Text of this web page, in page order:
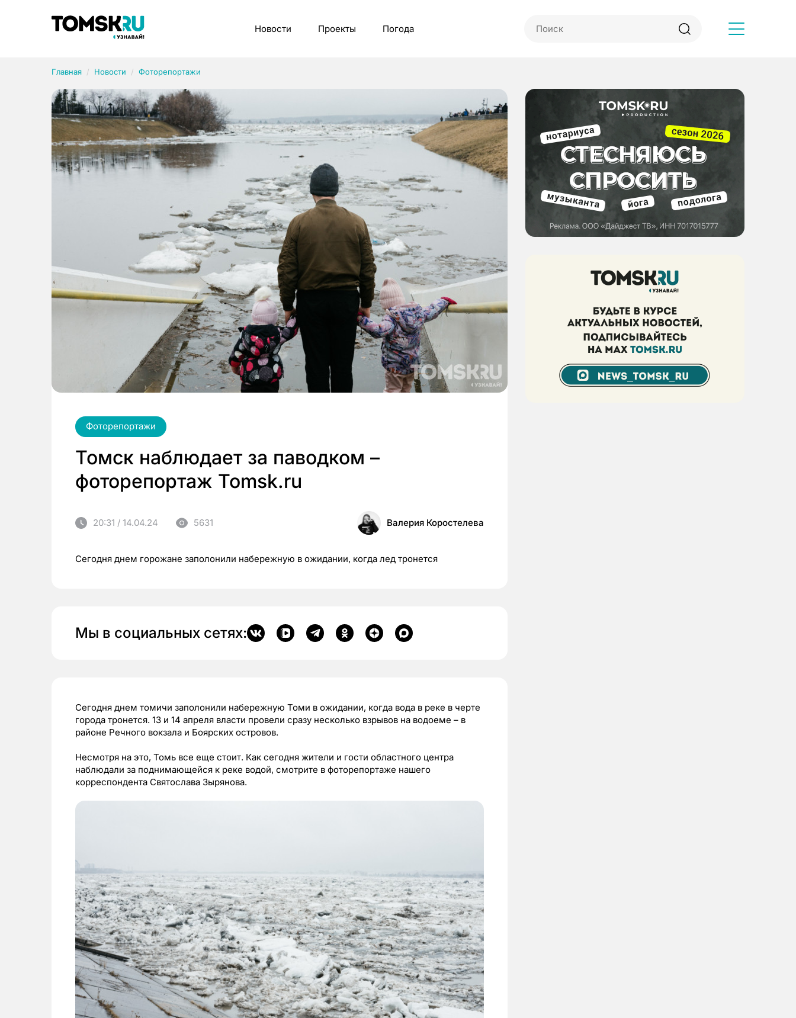
Новости Проекты Погода
Главная Новости Фоторепортажи
Фоторепортажи
Томск наблюдает за паводком –
фоторепортаж Tomsk.ru
20:31 / 14.04.24 5631 Валерия Коростелева
Сегодня днем горожане заполонили набережную в ожидании, когда лед тронется
Мы в социальных сетях:
Сегодня днем томичи заполонили набережную Томи в ожидании, когда вода в реке в черте
города тронется. 13 и 14 апреля власти провели сразу несколько взрывов на водоеме – в
районе Речного вокзала и Боярских островов.
Несмотря на это, Томь все еще стоит. Как сегодня жители и гости областного центра
наблюдали за поднимающейся к реке водой, смотрите в фоторепортаже нашего
корреспондента Святослава Зырянова.
Рубрики